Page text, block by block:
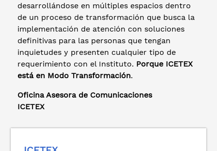
desarrollándose en múltiples espacios dentro
de un proceso de transformación que busca la
implementación de atención con soluciones
definitivas para las personas que tengan
inquietudes y presenten cualquier tipo de
requerimiento con el Instituto. Porque ICETEX
está en Modo Transformación.
Oficina Asesora de Comunicaciones
ICETEX